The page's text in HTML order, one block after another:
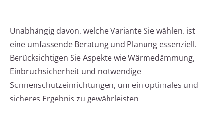
Unabhängig davon, welche Variante Sie wählen, ist
eine umfassende Beratung und Planung essenziell.
Berücksichtigen Sie Aspekte wie Wärmedämmung,
Einbruchsicherheit und notwendige
Sonnenschutzeinrichtungen, um ein optimales und
sicheres Ergebnis zu gewährleisten.